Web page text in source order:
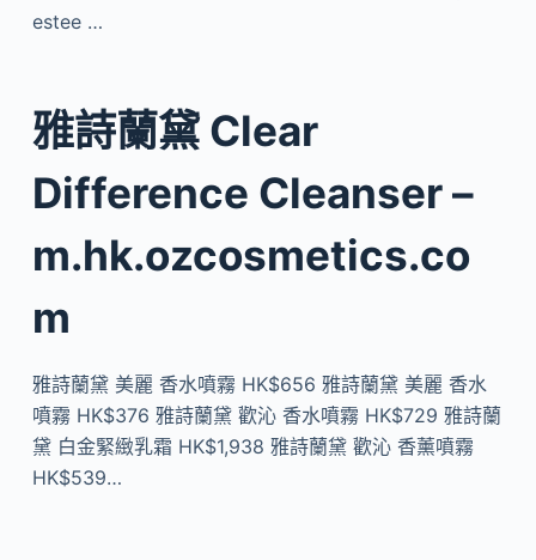
estee …
雅詩蘭黛 Clear
Difference Cleanser –
m.hk.ozcosmetics.co
m
雅詩蘭黛 美麗 香水噴霧 HK$656 雅詩蘭黛 美麗 香水
噴霧 HK$376 雅詩蘭黛 歡沁 香水噴霧 HK$729 雅詩蘭
黛 白金緊緻乳霜 HK$1,938 雅詩蘭黛 歡沁 香薰噴霧
HK$539…